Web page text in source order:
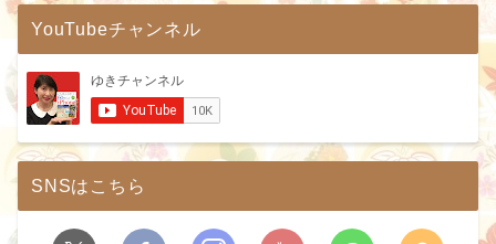
YouTubeチャンネル
SNSはこちら